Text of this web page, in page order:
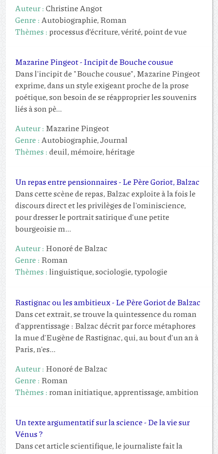
Auteur :Christine Angot
Genre : Autobiographie, Roman
Thèmes : processus d’écriture, vérité, point de vue
Mazarine Pingeot - Incipit de Bouche cousue
Dans l'incipit de "Bouche cousue", Mazarine Pingeot
exprime, dans un style exigeant proche de la prose
poétique, son besoin de se réapproprier les souvenirs
liés à son pè...
Auteur : Mazarine Pingeot
Genre :Autobiographie, Journal
Thèmes :deuil, mémoire, héritage
Un repas entre pensionnaires - Le Père Goriot, Balzac
Dans cette scène de repas, Balzac exploite à la fois le
discours direct et les privilèges de l'ominiscience,
pour dresser le portrait satirique d'une petite
bourgeoisie m...
Auteur : Honoré de Balzac
Genre : Roman
Thèmes :linguistique, sociologie, typologie
Rastignac ou les ambitieux - Le Père Goriot de Balzac
Dans cet extrait, se trouve la quintessence du roman
d'apprentissage : Balzac décrit par force métaphores
la mue d'Eugène de Rastignac, qui, au bout d'un an à
Paris, n'es...
Auteur : Honoré de Balzac
Genre : Roman
Thèmes :roman initiatique, apprentissage, ambition
Un texte argumentatif sur la science - De la vie sur
Vénus ?
Dans cet article scientifique, le journaliste fait la